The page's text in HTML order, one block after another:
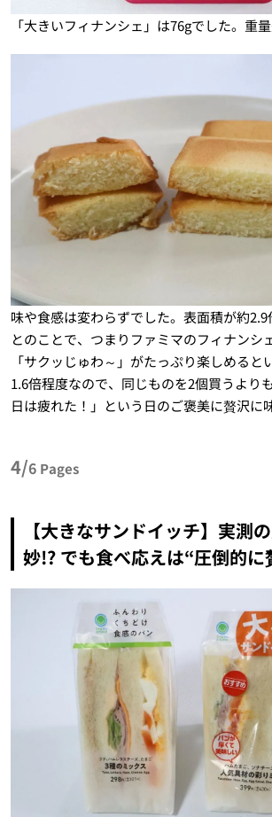
「大きいフィナンシェ」は76gでした。重
味や食感は変わらずでした。表面積が約
とのことで、つまりファミマのフィナンシ
「サクッじゅわ～」がたっぷり楽しめると
1.6倍程度なので、同じものを2個買うより
日は疲れた！」という日のご褒美に贅沢に
4/6 Pages
【大きなサンドイッチ】実測
妙!? でも食べ応えは“圧倒的に